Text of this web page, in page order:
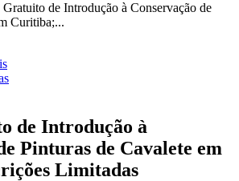
Gratuito de Introdução à Conservação de
Curitiba;...
de Introdução à
Pinturas de Cavalete em
Limitadas